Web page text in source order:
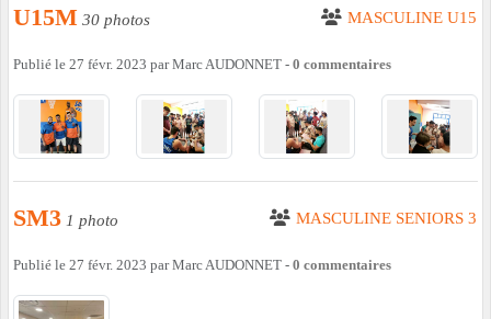
U15M 30 photos MASCULINE U15
Publié le 27 févr. 2023 parMarc AUDONNET - 0 commentaires
SM3 1 photo MASCULINE SENIORS 3
Publié le 27 févr. 2023 parMarc AUDONNET - 0 commentaires